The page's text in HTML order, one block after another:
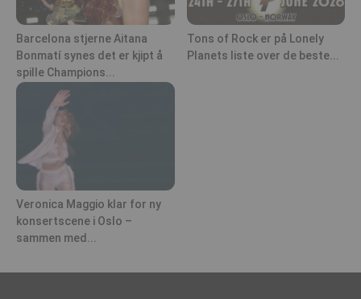
Barcelona stjerne Aitana
Bonmatí synes det er kjipt å
spille Champions...
Tons of Rock er på Lonely
Planets liste over de beste...
Veronica Maggio klar for ny
konsertscene i Oslo –
sammen med...